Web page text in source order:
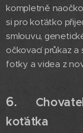
kompletně
si pro koťátko
smlouvu,
očkovací průkaz
fotky a videa z
6.
koťátka